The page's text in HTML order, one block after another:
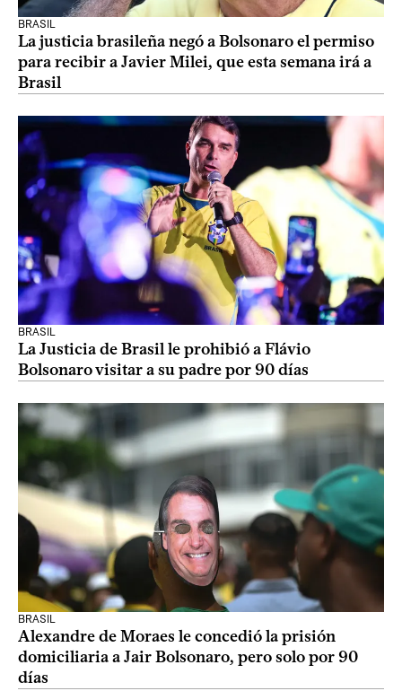
BRASIL
La justicia brasileña negó a Bolsonaro el permiso
para recibir a Javier Milei, que esta semana irá a
Brasil
BRASIL
La Justicia de Brasil le prohibió a Flávio
Bolsonaro visitar a su padre por 90 días
BRASIL
Alexandre de Moraes le concedió la prisión
domiciliaria a Jair Bolsonaro, pero solo por 90
días